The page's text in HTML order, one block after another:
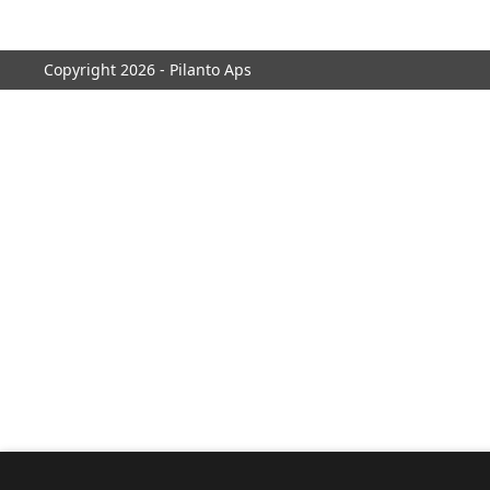
Copyright 2026 - Pilanto Aps